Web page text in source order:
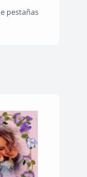
pestañas